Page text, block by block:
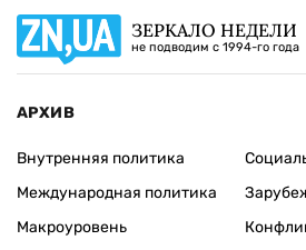
ЗЕРКАЛО НЕДЕЛИ
не подводим с 1994-го года
АРХИВ
Внутренняя политика
Международная политика
Макроуровень